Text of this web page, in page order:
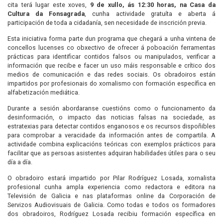
cita terá lugar este xoves, 9 de xullo, ás 12:30 horas, na Casa da
Cultura da Fonsagrada , cunha actividade gratuíta e aberta á
participación de toda a cidadanía, sen necesidade de inscrición previa.
Esta iniciativa forma parte dun programa que chegará a unha vintena de
concellos lucenses co obxectivo de ofrecer á poboación ferramentas
prácticas para identificar contidos falsos ou manipulados, verificar a
información que recibe e facer un uso máis responsable e crítico dos
medios de comunicación e das redes sociais. Os obradoiros están
impartidos por profesionais do xornalismo con formación específica en
alfabetización mediática.
Durante a sesión abordaranse cuestións como o funcionamento da
desinformación, o impacto das noticias falsas na sociedade, as
estratexias para detectar contidos enganosos e os recursos dispoñibles
para comprobar a veracidade da información antes de compartila. A
actividade combina explicacións teóricas con exemplos prácticos para
facilitar que as persoas asistentes adquiran habilidades útiles para o seu
día a día.
O obradoiro estará impartido por Pilar Rodríguez Losada, xornalista
profesional cunha ampla experiencia como redactora e editora na
Televisión de Galicia e nas plataformas online da Corporación de
Servizos Audiovisuais de Galicia. Como todas e todos os formadores
dos obradoiros, Rodríguez Losada recibiu formación específica en